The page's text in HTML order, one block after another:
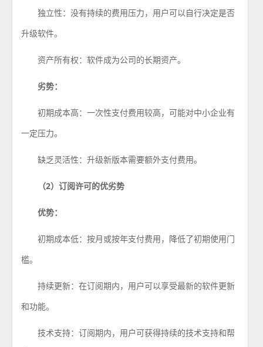
独立性：没有持续的费用压力，用户可以自行决定是否
升级软件。
资产所有权：软件成为公司的长期资产。
劣势：
初期成本高：一次性支付费用较高，可能对中小企业有
一定压力。
缺乏灵活性：升级新版本需要额外支付费用。
（2）订阅许可的优劣势
优势：
初期成本低：按月或按年支付费用，降低了初期使用门
槛。
持续更新：在订阅期内，用户可以享受最新的软件更新
和功能。
技术支持：订阅期内，用户可获得持续的技术支持和帮